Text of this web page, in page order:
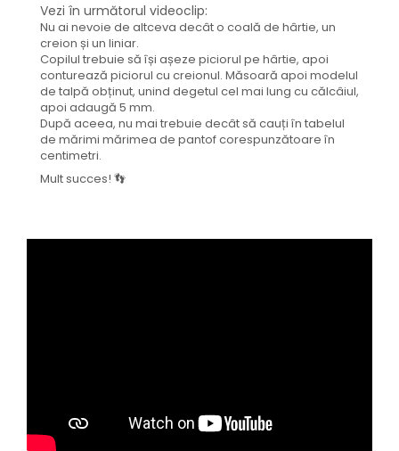
Vezi în următorul videoclip:
Nu ai nevoie de altceva decât o coală de hârtie, un
creion și un liniar.
Copilul trebuie să își așeze piciorul pe hârtie, apoi
conturează piciorul cu creionul. Măsoară apoi modelul
de talpă obținut, unind degetul cel mai lung cu călcâiul,
apoi adaugă 5 mm.
După aceea, nu mai trebuie decât să cauți în tabelul
de mărimi mărimea de pantof corespunzătoare în
centimetri.
Mult succes! 👣